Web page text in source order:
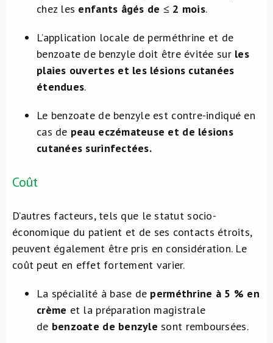
chez les enfants âgés de ≤ 2 mois.
L’application locale de perméthrine et de
benzoate de benzyle doit être évitée sur les
plaies ouvertes et les lésions cutanées
étendues.
Le benzoate de benzyle est contre-indiqué en
cas de peau eczémateuse et de lésions
cutanées surinfectées.
Coût
D’autres facteurs, tels que le statut socio-
économique du patient et de ses contacts étroits,
peuvent également être pris en considération. Le
coût peut en effet fortement varier.
La spécialité à base de perméthrine à 5 % en
crème et la préparation magistrale
de benzoate de benzyle sont remboursées.